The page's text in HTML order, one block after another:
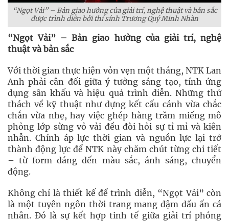
“Ngọt Vải” – Bản giao hưởng của giải trí, nghệ thuật và bản sắc
được trình diễn bởi thí sính Trương Quý Minh Nhàn
“Ngọt Vải” – Bản giao hưởng của giải trí, nghệ
thuật và bản sắc
Với thời gian thực hiện vỏn vẹn một tháng, NTK Lan
Anh phải cân đối giữa ý tưởng sáng tạo, tính ứng
dụng sân khấu và hiệu quả trình diễn. Những thử
thách về kỹ thuật như dựng kết cấu cánh vừa chắc
chắn vừa nhẹ, hay việc ghép hàng trăm miếng mô
phỏng lớp sừng vỏ vải đều đòi hỏi sự tỉ mỉ và kiên
nhẫn. Chính áp lực thời gian và nguồn lực lại trở
thành động lực để NTK này chăm chút từng chi tiết
– từ form dáng đến màu sắc, ánh sáng, chuyển
động.
Không chỉ là thiết kế để trình diễn, “Ngọt Vải” còn
là một tuyên ngôn thời trang mang đậm dấu ấn cá
nhân. Đó là sự kết hợp tinh tế giữa giải trí phóng